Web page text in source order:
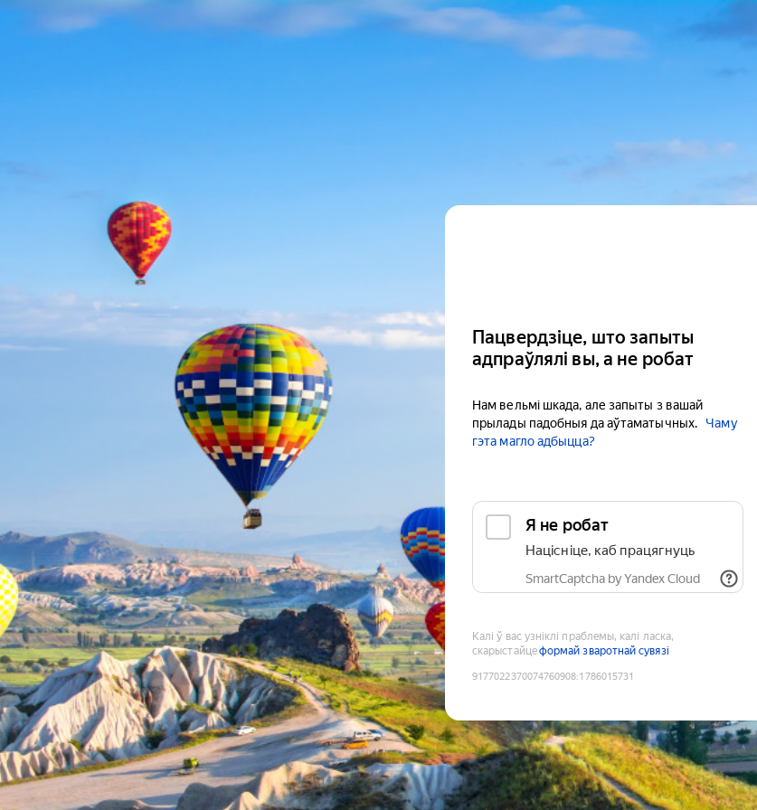
Пацвердзіце, што запыты
адпраўлялі вы, а не робат
Нам вельмі шкада, але запыты з вашай
прылады падобныя да аўтаматычных.
Чаму
гэта магло адбыцца?
Я не робат
Націсніце, каб працягнуць
SmartCaptcha by Yandex Cloud
Калі ў вас узніклі праблемы, калі ласка,
скарыстайцеформай зваротнай сувязі
9177022370074760908:1786015731